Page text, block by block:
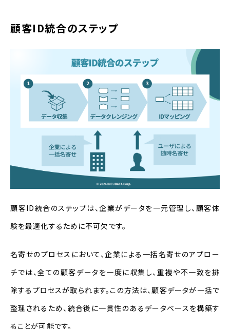
顧客ID統合のステップ
顧客ID統合のステップは、企業がデータを一元管理し、顧客体
験を最適化するために不可欠です。
名寄せのプロセスにおいて、企業による一括名寄せのアプロー
チでは、全ての顧客データを一度に収集し、重複や不一致を排
除するプロセスが取られます。この方法は、顧客データが一括で
整理されるため、統合後に一貫性のあるデータベースを構築す
ることが可能です。